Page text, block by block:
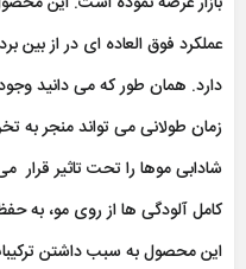
عملکرد فوق العاده ای در از
دارد. همان طور که می دانید
زمان طولانی می تواند منجر به
شادابی موها را تحت تاثیر قرار
کامل آلودگی ها از روی مو، به
این محصول به سبب داشتن